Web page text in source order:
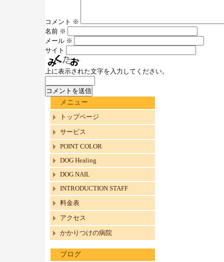
コメント ※
名前 ※
メール ※
サイト
上に表示された文字を入力してください。
メニュー
トップページ
サービス
POINT COLOR
DOG Healing
DOG NAIL
INTRODUCTION STAFF
料金表
アクセス
かかりつけの病院
ブログ